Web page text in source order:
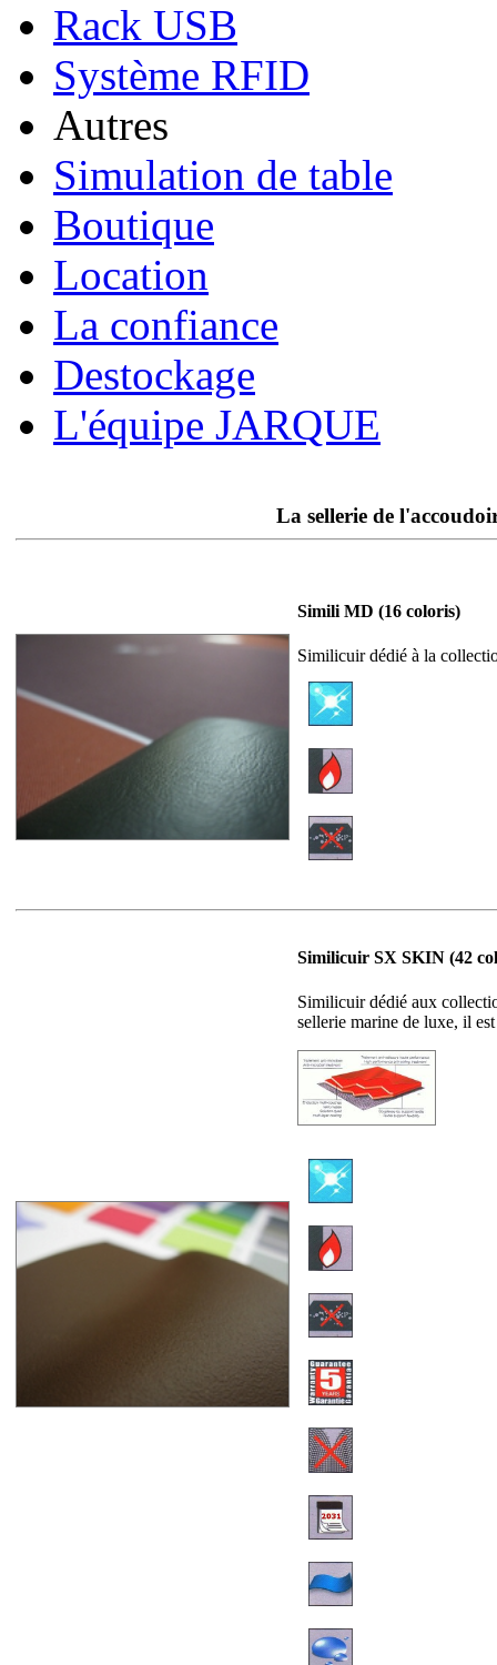
Rack USB
Système RFID
Autres
Simulation de table
Boutique
Location
La confiance
Destockage
L'équipe JARQUE
La sellerie de
Simili MD (16 coloris)
Similicuir dédié à la
Similicuir SX SKIN (42
Similicuir dédié aux
sellerie marine de luxe, il